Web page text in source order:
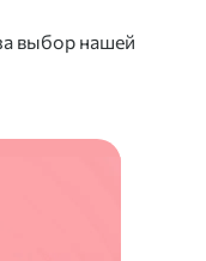
выбор нашей